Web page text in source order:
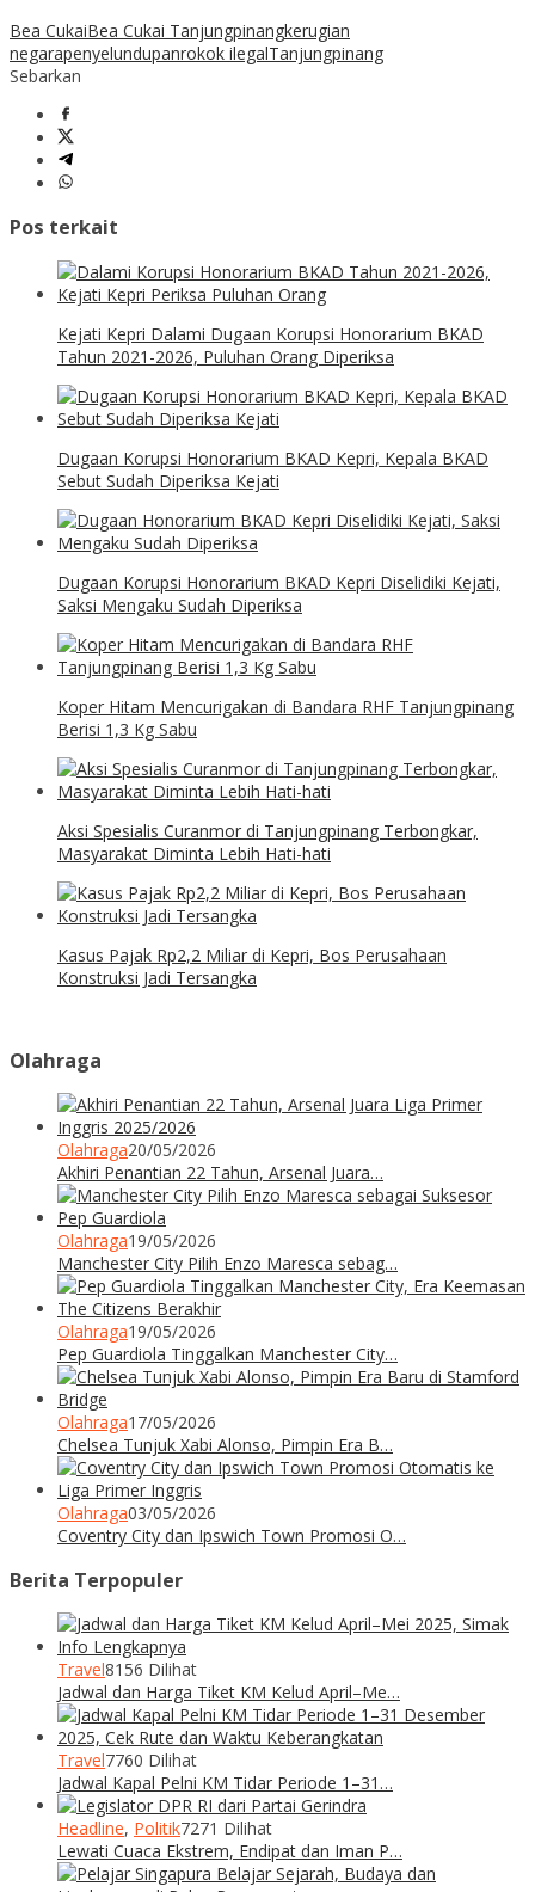
Bea CukaiBea Cukai Tanjungpinangkerugian
negarapenyelundupanrokok ilegalTanjungpinang
Sebarkan
Pos terkait
Kejati Kepri Dalami Dugaan Korupsi Honorarium BKAD
Tahun 2021-2026, Puluhan Orang Diperiksa
Dugaan Korupsi Honorarium BKAD Kepri, Kepala BKAD
Sebut Sudah Diperiksa Kejati
Dugaan Korupsi Honorarium BKAD Kepri Diselidiki Kejati,
Saksi Mengaku Sudah Diperiksa
Koper Hitam Mencurigakan di Bandara RHF Tanjungpinang
Berisi 1,3 Kg Sabu
Aksi Spesialis Curanmor di Tanjungpinang Terbongkar,
Masyarakat Diminta Lebih Hati-hati
Kasus Pajak Rp2,2 Miliar di Kepri, Bos Perusahaan
Konstruksi Jadi Tersangka
Olahraga
Olahraga20/05/2026
Akhiri Penantian 22 Tahun, Arsenal Juara…
Olahraga19/05/2026
Manchester City Pilih Enzo Maresca sebag…
Olahraga19/05/2026
Pep Guardiola Tinggalkan Manchester City…
Olahraga17/05/2026
Chelsea Tunjuk Xabi Alonso, Pimpin Era B…
Olahraga03/05/2026
Coventry City dan Ipswich Town Promosi O…
Berita Terpopuler
Travel8156 Dilihat
Jadwal dan Harga Tiket KM Kelud April–Me…
Travel7760 Dilihat
Jadwal Kapal Pelni KM Tidar Periode 1–31…
Headline, Politik7271 Dilihat
Lewati Cuaca Ekstrem, Endipat dan Iman P…